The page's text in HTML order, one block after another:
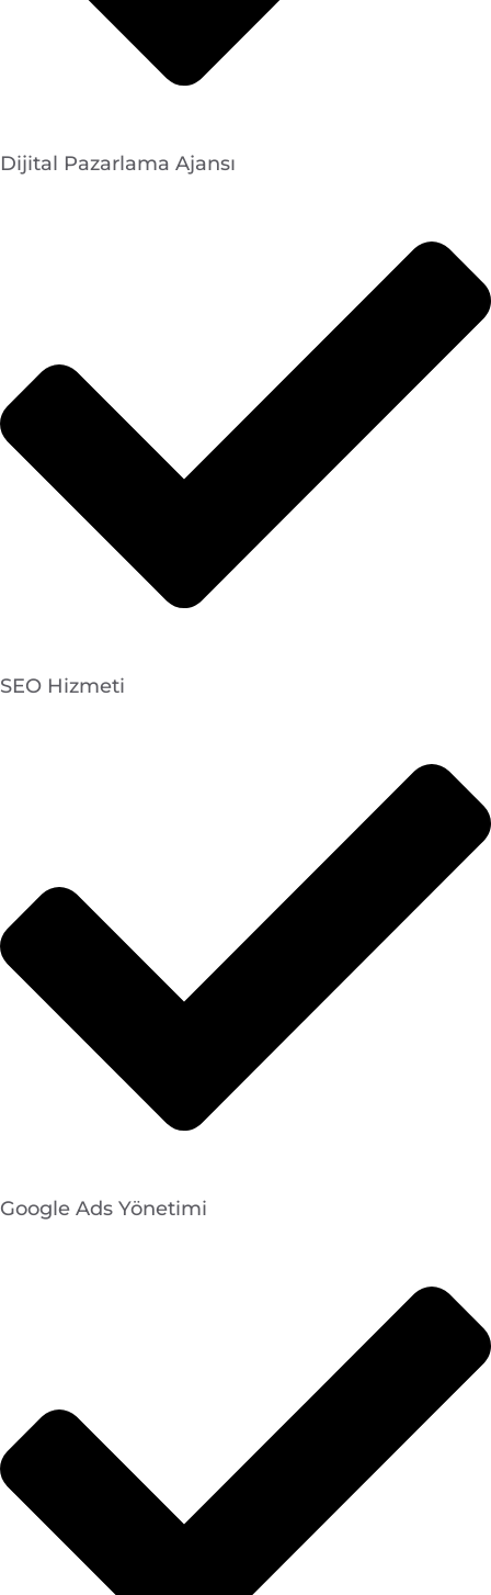
Dijital Pazarlama Ajansı
SEO Hizmeti
Google Ads Yönetimi